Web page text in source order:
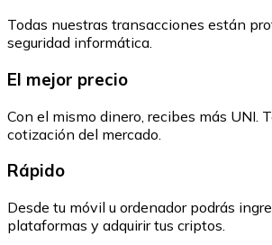
Todas nuestras transacciones están
seguridad informática.
El mejor precio
Con el mismo dinero, recibes más UNI.
cotización del mercado.
Rápido
Desde tu móvil u ordenador podrás
plataformas y adquirir tus criptos.